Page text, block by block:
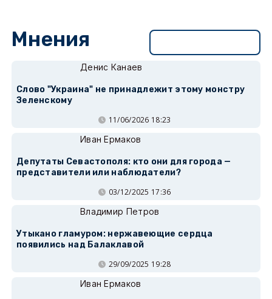
Мнения
Денис Канаев
Слово "Украина" не принадлежит этому монстру
Зеленскому
11/06/2026 18:23
Иван Ермаков
Депутаты Севастополя: кто они для города —
представители или наблюдатели?
03/12/2025 17:36
Владимир Петров
Утыкано гламуром: нержавеющие сердца
появились над Балаклавой
29/09/2025 19:28
Иван Ермаков